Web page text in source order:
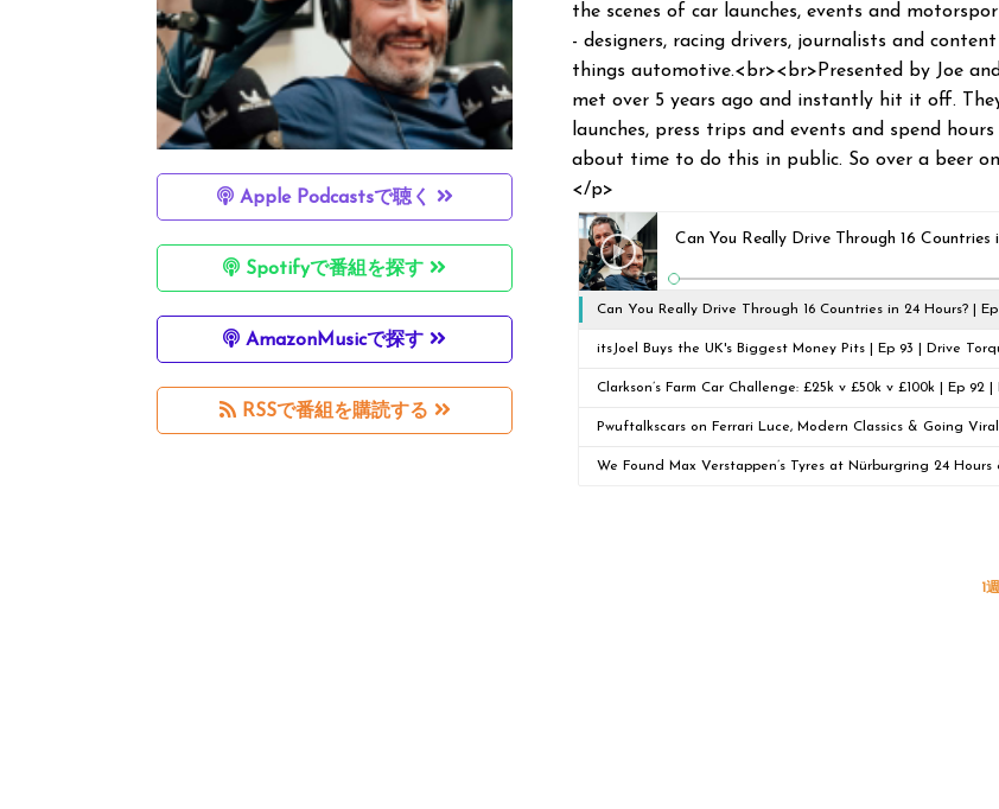
Apple Podcastsで聴く
Spotifyで番組を探す
AmazonMusicで探す
RSSで番組を購読する
the scenes of car launches, events and
- designers, racing drivers, journalists and
things automotive.<br><br>Presented by Joe
met over 5 years ago and instantly hit it off.
launches, press trips and events and spend
about time to do this in public. So over a beer
</p>
Can You Really Drive Through 16
Can You Really Drive Through 16 Countries in 24 Hours? |
itsJoel Buys the UK's Biggest Money Pits | Ep 93 | Drive
Clarkson’s Farm Car Challenge: £25k v £50k v £100k | Ep 92
Pwuftalkscars on Ferrari Luce, Modern Classics & Going
We Found Max Verstappen’s Tyres at Nürburgring 24 Hours
1